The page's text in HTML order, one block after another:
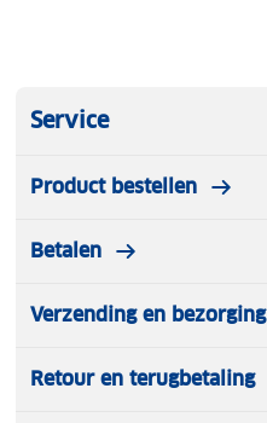
Service
Product bestellen
Betalen
Verzending en bezorging
Retour en terugbetaling